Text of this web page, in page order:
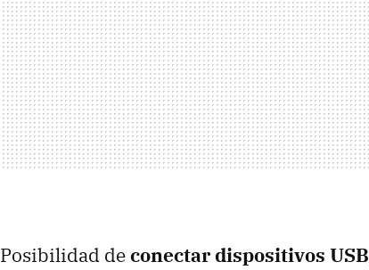
Posibilidad deconectar dispositivos USB